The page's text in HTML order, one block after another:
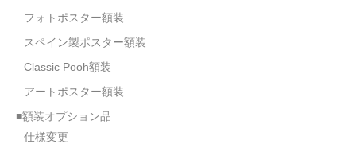
ショップ
フォトポスター額装
スペイン製ポスター額装
Classic Pooh額装
アートポスター額装
■額装オプション品
仕様変更